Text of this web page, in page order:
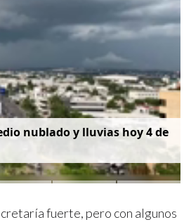
dio nubladoy lluvias hoy4de
fuerte, pero con algunos